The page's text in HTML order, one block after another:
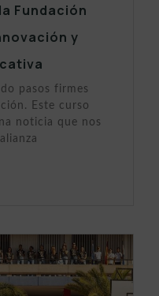
Fundación
y
pasos firmes
Este curso
noticia que nos